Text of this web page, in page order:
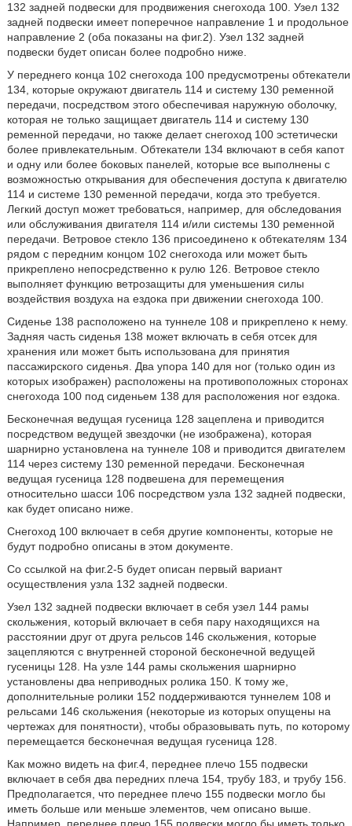
132 задней подвески для продвижения снегохода 100. Узел 132
задней подвески имеет поперечное направление 1 и продольное
направление 2 (оба показаны на фиг.2). Узел 132 задней
подвески будет описан более подробно ниже.
У переднего конца 102 снегохода 100 предусмотрены обтекатели
134, которые окружают двигатель 114 и систему 130 ременной
передачи, посредством этого обеспечивая наружную оболочку,
которая не только защищает двигатель 114 и систему 130
ременной передачи, но также делает снегоход 100 эстетически
более привлекательным. Обтекатели 134 включают в себя капот
и одну или более боковых панелей, которые все выполнены с
возможностью открывания для обеспечения доступа к двигателю
114 и системе 130 ременной передачи, когда это требуется.
Легкий доступ может требоваться, например, для обследования
или обслуживания двигателя 114 и/или системы 130 ременной
передачи. Ветровое стекло 136 присоединено к обтекателям 134
рядом с передним концом 102 снегохода или может быть
прикреплено непосредственно к рулю 126. Ветровое стекло
выполняет функцию ветрозащиты для уменьшения силы
воздействия воздуха на ездока при движении снегохода 100.
Сиденье 138 расположено на туннеле 108 и прикреплено к нему.
Задняя часть сиденья 138 может включать в себя отсек для
хранения или может быть использована для принятия
пассажирского сиденья. Два упора 140 для ног (только один из
которых изображен) расположены на противоположных сторонах
снегохода 100 под сиденьем 138 для расположения ног ездока.
Бесконечная ведущая гусеница 128 зацеплена и приводится
посредством ведущей звездочки (не изображена), которая
шарнирно установлена на туннеле 108 и приводится двигателем
114 через систему 130 ременной передачи. Бесконечная
ведущая гусеница 128 подвешена для перемещения
относительно шасси 106 посредством узла 132 задней подвески,
как будет описано ниже.
Снегоход 100 включает в себя другие компоненты, которые не
будут подробно описаны в этом документе.
Со ссылкой на фиг.2-5 будет описан первый вариант
осуществления узла 132 задней подвески.
Узел 132 задней подвески включает в себя узел 144 рамы
скольжения, который включает в себя пару находящихся на
расстоянии друг от друга рельсов 146 скольжения, которые
зацепляются с внутренней стороной бесконечной ведущей
гусеницы 128. На узле 144 рамы скольжения шарнирно
установлены два неприводных ролика 150. К тому же,
дополнительные ролики 152 поддерживаются туннелем 108 и
рельсами 146 скольжения (некоторые из которых опущены на
чертежах для понятности), чтобы образовывать путь, по которому
перемещается бесконечная ведущая гусеница 128.
Как можно видеть на фиг.4, переднее плечо 155 подвески
включает в себя два передних плеча 154, трубу 183, и трубу 156.
Предполагается, что переднее плечо 155 подвески могло бы
иметь больше или меньше элементов, чем описано выше.